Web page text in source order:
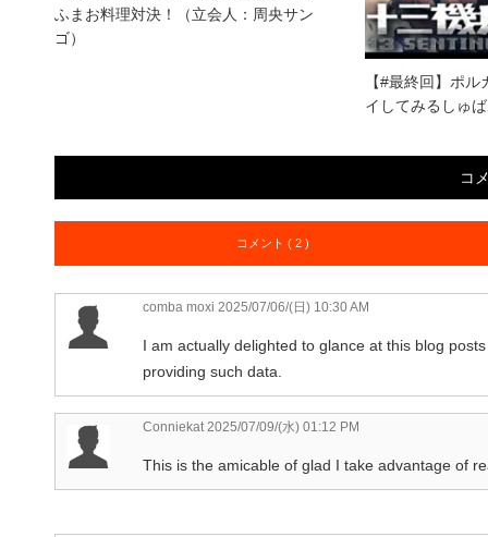
ふまお料理対決！（立会人：周央サン
ゴ）
【#最終回】ポ
イしてみるしゅ
コ
コメント ( 2 )
comba moxi 2025/07/06/(日) 10:30 AM
I am actually delighted to glance at this blog
providing such data.
Conniekat2025/07/09/(水) 01:12 PM
This is the amicable of glad I take advantage of